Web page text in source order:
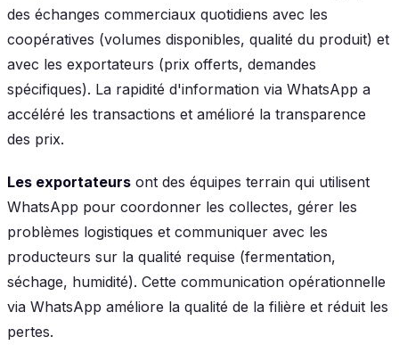
des échanges commerciaux quotidiens avec les
coopératives (volumes disponibles, qualité du produit) et
avec les exportateurs (prix offerts, demandes
spécifiques). La rapidité d'information via WhatsApp a
accéléré les transactions et amélioré la transparence
des prix.
Les exportateurs ont des équipes terrain qui utilisent
WhatsApp pour coordonner les collectes, gérer les
problèmes logistiques et communiquer avec les
producteurs sur la qualité requise (fermentation,
séchage, humidité). Cette communication opérationnelle
via WhatsApp améliore la qualité de la filière et réduit les
pertes.